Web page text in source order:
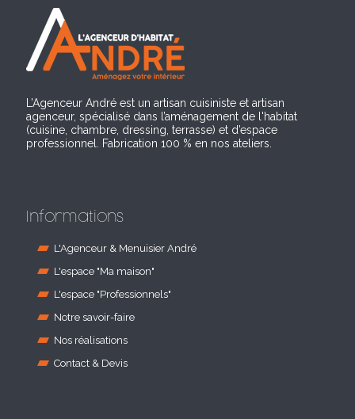
L’Agenceur André est un artisan cuisiniste et artisan
agenceur, spécialisé dans l’aménagement de l'habitat
(cuisine, chambre, dressing, terrasse) et d’espace
professionnel. Fabrication 100 % en nos ateliers.
Informations
L'Agenceur & Menuisier André
L'espace "Ma maison"
L'espace "Professionnels"
Notre savoir-faire
Nos réalisations
Contact & Devis